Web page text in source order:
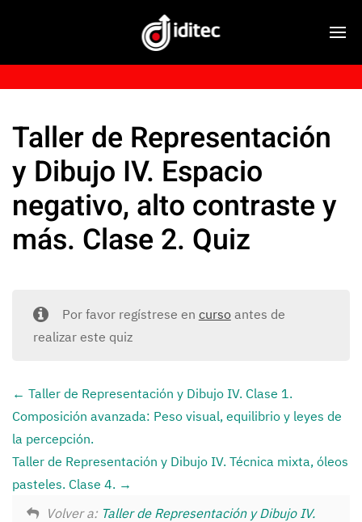
Taller de Representación
y Dibujo IV. Espacio
negativo, alto contraste y
más. Clase 2. Quiz
Por favor regístrese en cursoantes de
realizar este quiz
Taller de Representación y Dibujo IV. Clase 1.
Composición avanzada: Peso visual, equilibrio y leyes de
la percepción.
Taller de Representación y Dibujo IV. Técnica mixta, óleos
pasteles. Clase 4.
Volver a: Taller de Representación y Dibujo IV.